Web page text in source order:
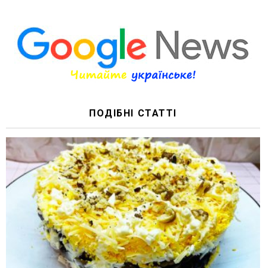
ПОДІБНІ СТАТТІ